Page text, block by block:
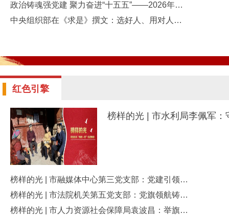
政治铸魂强党建 聚力奋进“十五五”——2026年四川省机关党的建设暨纪检工作会议召开
中央组织部在《求是》撰文：选好人、用对人是头等大事；让干部在急难险重一线历练成长；为敢担当、善作为的干部撑腰鼓劲
红色引擎
榜样的光 | 市融媒体中心第三党支部：党建引领铸精品 融媒聚力谱新篇
榜样的光 | 市法院机关第五党支部：党旗领航铸法魂 双优双进显担当
榜样的光 | 市人力资源社会保障局袁波昌：举旗铸魂强根基 砺剑护航扬清风